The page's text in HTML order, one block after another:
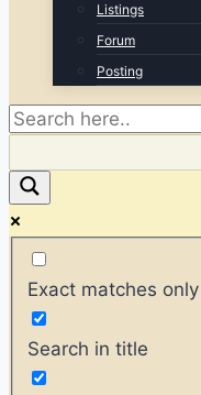
Listings
Forum
Posting
Exact matches only
Search in title